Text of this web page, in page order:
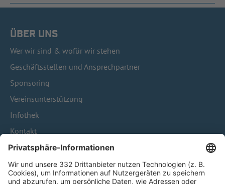
ÜBER UNS
Wer wir sind & wofür wir stehen
Geschäftsstellen und Ansprechpartner
Sponsoring
Vereinsunterstützung
Infothek
Kontakt
HÄUFIG BESUCHTE SEITEN
Pässe und Vereinswechsel